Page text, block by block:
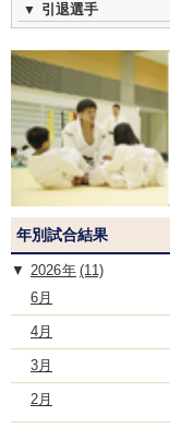
引退選手
年別試合結果
2026
(11)
6月
4月
3月
2月